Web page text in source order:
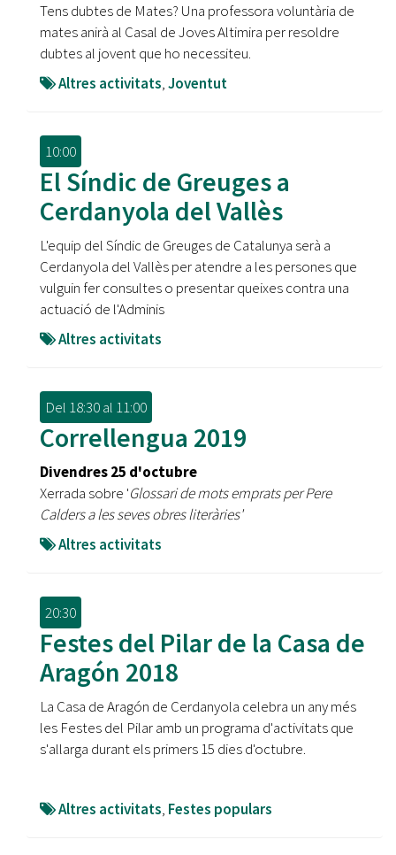
Tens dubtes de Mates? Una professora voluntària de
mates anirà al Casal de Joves Altimira per resoldre
dubtes al jovent que ho necessiteu.
Altres activitats,Joventut
10:00
El Síndic de Greuges a
Cerdanyola del Vallès
L'equip del Síndic de Greuges de Catalunya serà a
Cerdanyola del Vallès per atendre a les persones que
vulguin fer consultes o presentar queixes contra una
actuació de l'Adminis
Altres activitats
Del 18:30al 11:00
Correllengua 2019
Divendres 25 d'octubre
Xerrada sobre 'Glossari de mots emprats per Pere
Calders a les seves obres literàries'
Altres activitats
20:30
Festes del Pilar de la Casa de
Aragón 2018
La Casa de Aragón de Cerdanyola celebra un any més
les Festes del Pilar amb un programa d'activitats que
s'allarga durant els primers 15 dies d'octubre.
Altres activitats, Festes populars